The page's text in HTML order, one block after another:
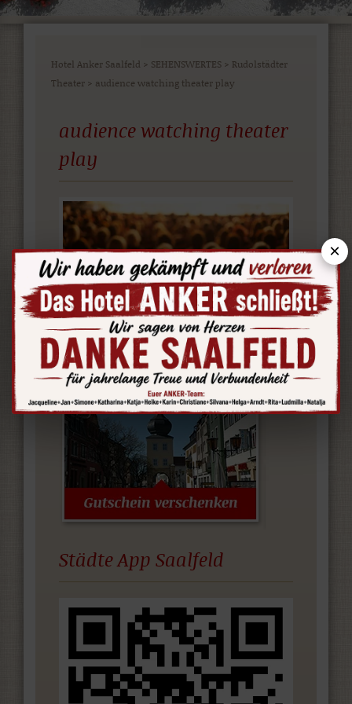
Hotel Anker Saalfeld > SEHENSWERTES > Rudolstädter
Theater > audience watching theater play
audience watching theater
play
Städte App Saalfeld
×